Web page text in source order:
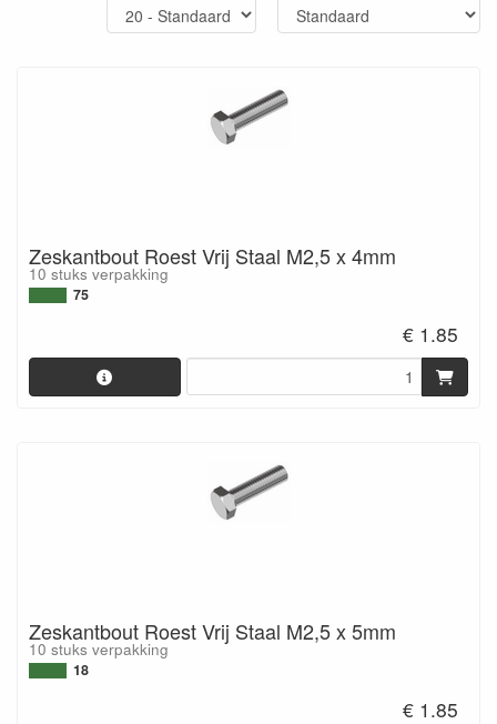
Zeskantbout Roest Vrij Staal M2,5 x 4mm
10 stuks verpakking
75
€ 1.85
Zeskantbout Roest Vrij Staal M2,5 x 5mm
10 stuks verpakking
18
€ 1.85